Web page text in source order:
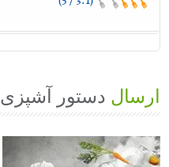
ارسال دستور آشپزی